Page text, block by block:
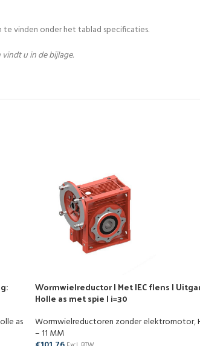
vinden onder het tablad specificaties.
u in de bijlage.
as
Wormwielreductor | Met IEC flens |
Holle as met spie | i=30
Wormwielreductoren zonder elektromotor,
– 11 MM